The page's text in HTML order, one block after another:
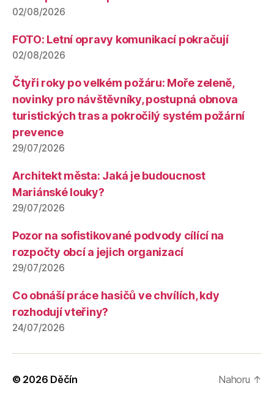
02/08/2026
FOTO: Letní opravy komunikací pokračují
02/08/2026
Čtyři roky po velkém požáru: Moře zeleně,
novinky pro návštěvníky, postupná obnova
turistických tras a pokročilý systém požární
prevence
29/07/2026
Architekt města: Jaká je budoucnost
Mariánské louky?
29/07/2026
Pozor na sofistikované podvody cílící na
rozpočty obcí a jejich organizací
29/07/2026
Co obnáší práce hasičů ve chvílích, kdy
rozhodují vteřiny?
24/07/2026
© 2026 Děčín Nahoru ↑